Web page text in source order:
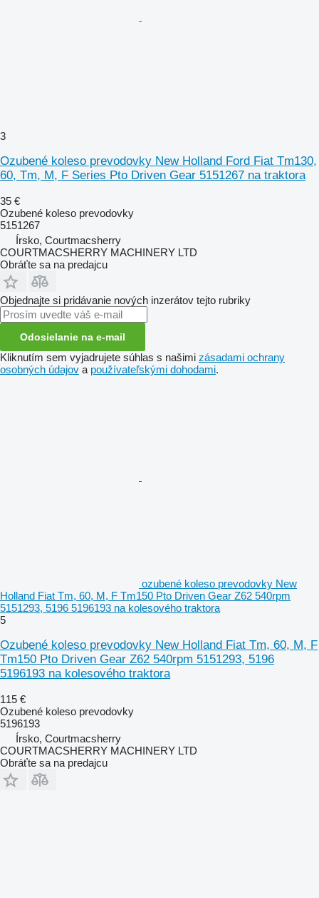
3
Ozubené koleso prevodovky New Holland Ford Fiat Tm130,
60, Tm, M, F Series Pto Driven Gear 5151267 na traktora
35 €
Ozubené koleso prevodovky
5151267
Írsko, Courtmacsherry
COURTMACSHERRY MACHINERY LTD
Obráťte sa na predajcu
Objednajte si pridávanie nových inzerátov tejto rubriky
Odosielanie na e-mail
Kliknutím sem vyjadrujete súhlas s našimi zásadami ochrany
osobných údajov a používateľskými dohodami.
ozubené koleso prevodovky New
Holland Fiat Tm, 60, M, F Tm150 Pto Driven Gear Z62 540rpm
5151293, 5196 5196193 na kolesového traktora
5
Ozubené koleso prevodovky New Holland Fiat Tm, 60, M, F
Tm150 Pto Driven Gear Z62 540rpm 5151293, 5196
5196193 na kolesového traktora
115 €
Ozubené koleso prevodovky
5196193
Írsko, Courtmacsherry
COURTMACSHERRY MACHINERY LTD
Obráťte sa na predajcu